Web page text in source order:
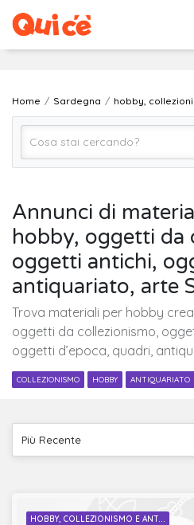
Home Sardegna hobby,
SARDEGNA (regione)
Cerca
Annunci di
hobby, oggetti da
oggetti antichi,
antiquariato, arte
Trova materiali per hobby
oggetti da collezionismo,
oggetti d’epoca, quadri,
COLLEZIONISMO HOBBY ANTIQUARIATO
Più Recente
HOBBY, COLLEZIONISMO E ANT...